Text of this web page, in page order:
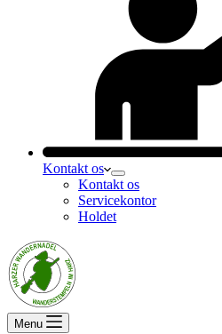
Kontakt os
Kontakt os
Servicekontor
Holdet
Menu